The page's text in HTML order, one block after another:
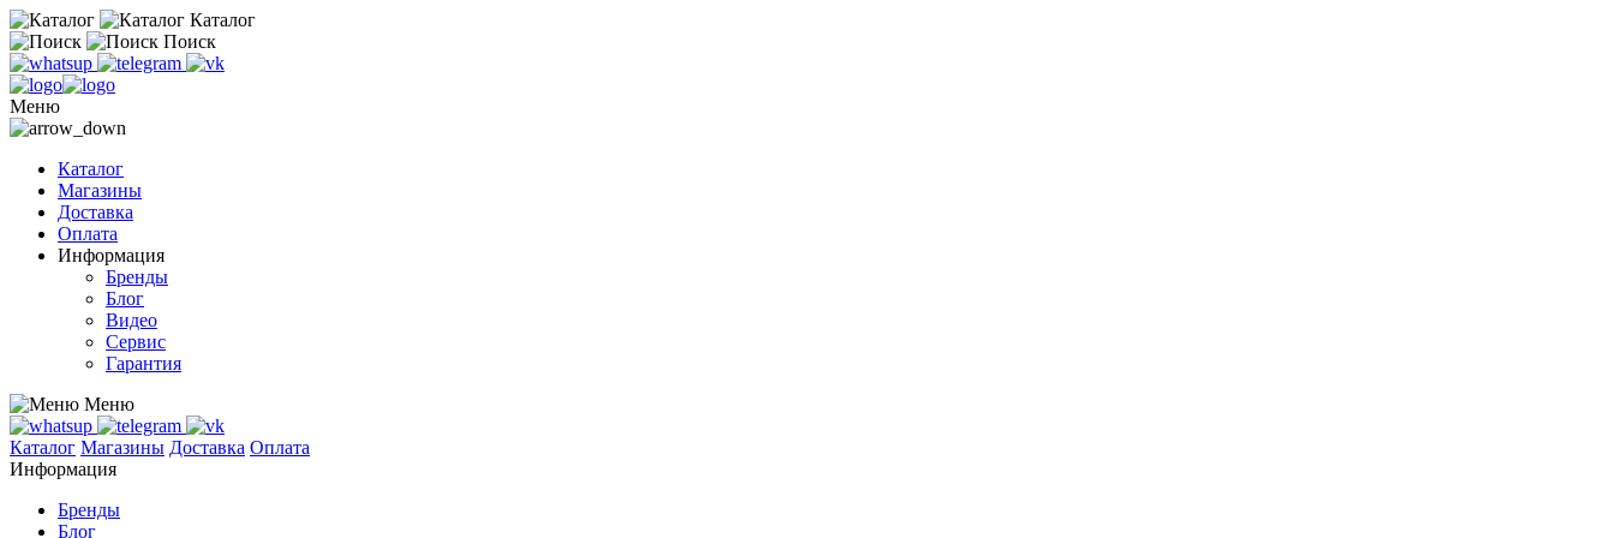
Каталог
Поиск
Меню
Каталог
Магазины
Доставка
Оплата
Информация
Бренды
Блог
Видео
Сервис
Гарантия
Меню
Каталог Магазины Доставка Оплата
Информация
Бренды
Блог